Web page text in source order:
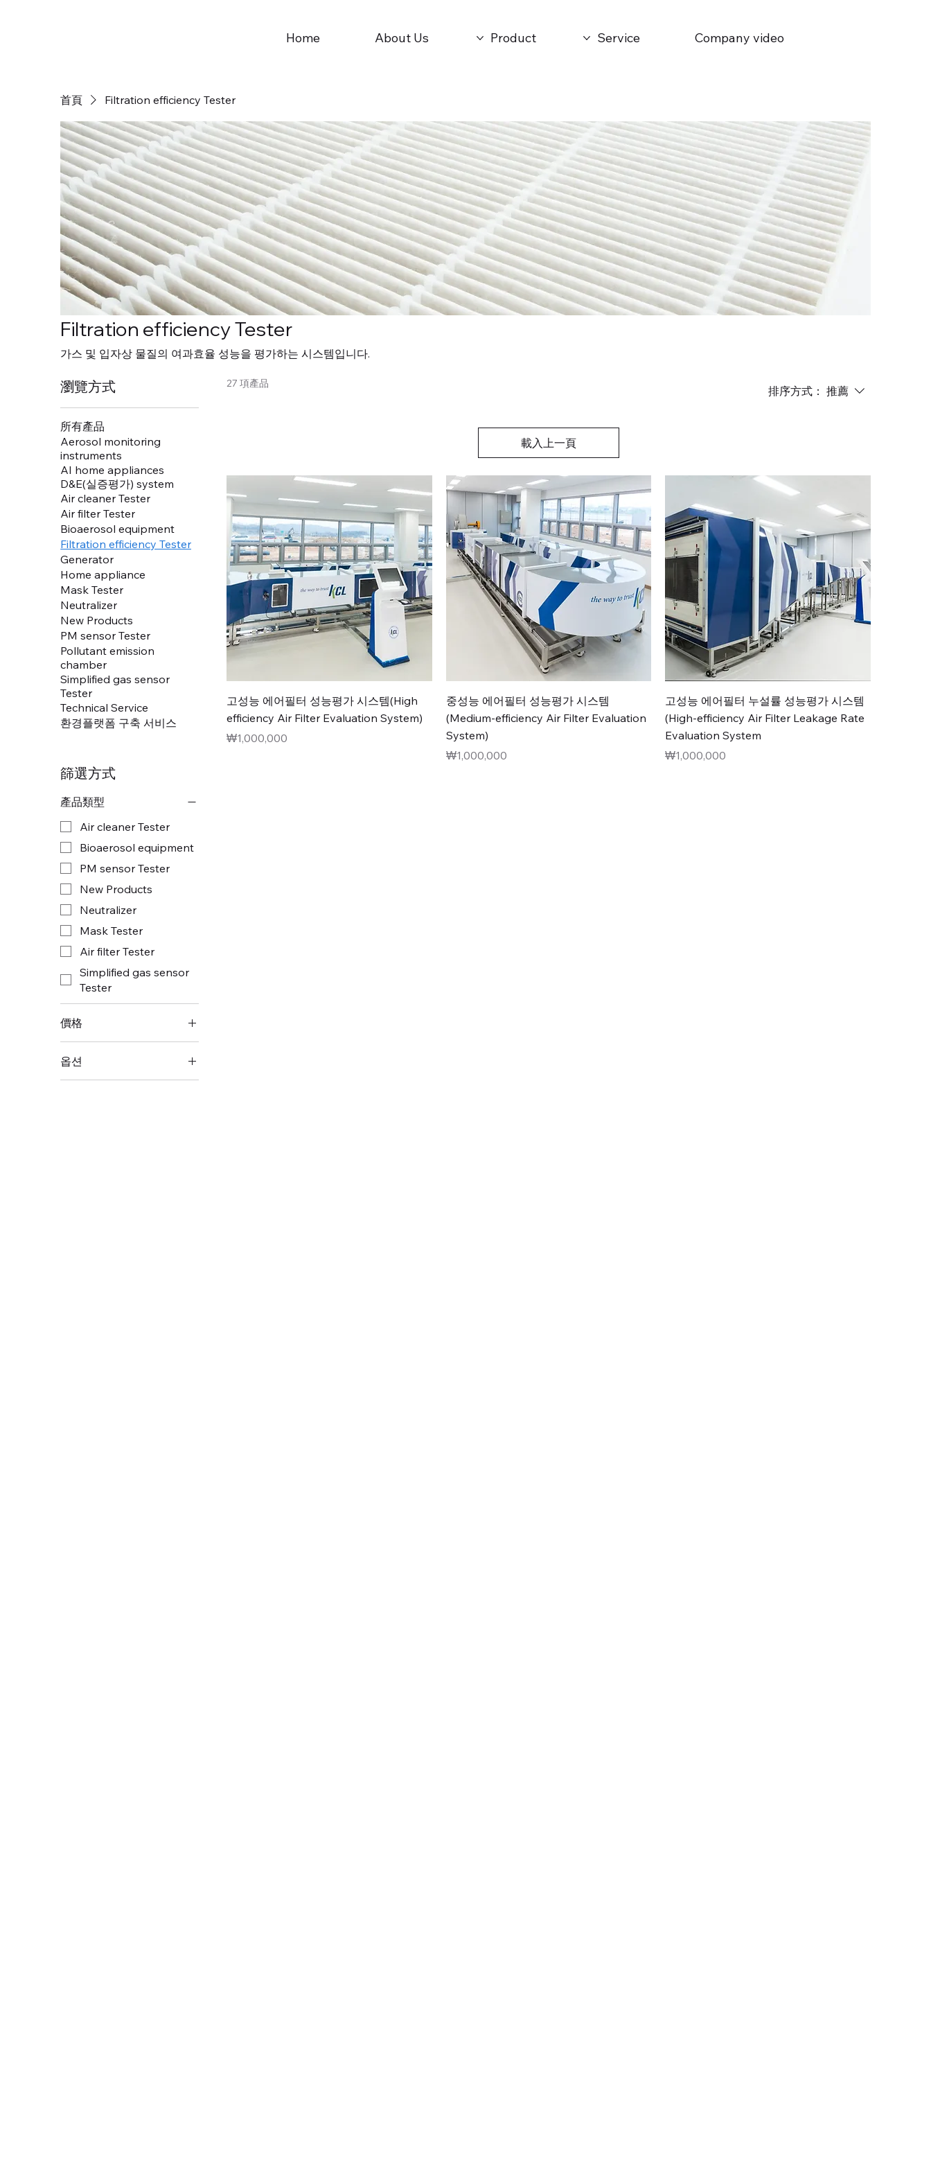
Home About Us Product Service Company video
首頁 Filtration efficiency Tester
Filtration efficiency Tester
가스 및 입자상 물질의 여과효율 성능을 평가하는 시스템입니다.
瀏覽方式
所有產品
Aerosol monitoring
instruments
AI home appliances
D&E(실증평가) system
Air cleaner Tester
Air filter Tester
Bioaerosol equipment
Filtration efficiency Tester
Generator
Home appliance
Mask Tester
Neutralizer
New Products
PM sensor Tester
Pollutant emission
chamber
Simplified gas sensor
Tester
Technical Service
환경플랫폼 구축 서비스
篩選方式
產品類型
Air cleaner Tester
Bioaerosol equipment
PM sensor Tester
New Products
Neutralizer
Mask Tester
Air filter Tester
Simplified gas sensor
Tester
價格
₩1 ₩1,000,000
옵션
27 項產品
排序方式： 推薦
載入上一頁
고성능 에어필터 성능평가 시스템(High
efficiency Air Filter Evaluation System)
價格
₩1,000,000
중성능 에어필터 성능평가 시스템
(Medium-efficiency Air Filter Evaluation
System)
價格
₩1,000,000
고성능 에어필터 누설률 성능평가 시스템
(High-efficiency Air Filter Leakage Rate
Evaluation System
價格
₩1,000,000